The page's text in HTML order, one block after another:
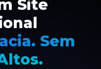
Site
Sem